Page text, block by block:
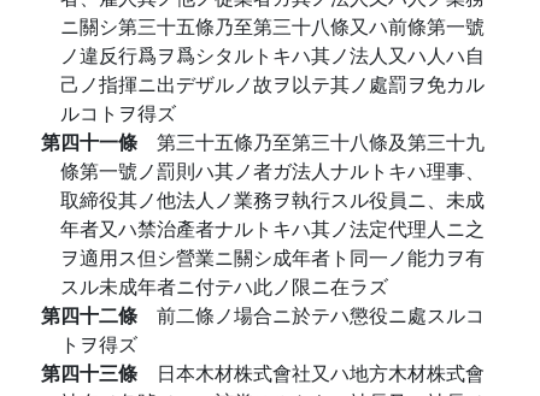
ニ關シ第三十五條乃至第三十八條又ハ前條第一號
ノ違反行爲ヲ爲シタルトキハ其ノ法人又ハ人ハ自
己ノ指揮ニ出デザルノ故ヲ以テ其ノ處罰ヲ免カル
ルコトヲ得ズ
第四十一條 第三十五條乃至第三十八條及第三十九
條第一號ノ罰則ハ其ノ者ガ法人ナルトキハ理事、
取締役其ノ他法人ノ業務ヲ執行スル役員ニ、未成
年者又ハ禁治產者ナルトキハ其ノ法定代理人ニ之
ヲ適用ス但シ營業ニ關シ成年者ト同一ノ能力ヲ有
スル未成年者ニ付テハ此ノ限ニ在ラズ
第四十二條 前二條ノ場合ニ於テハ懲役ニ處スルコ
トヲ得ズ
第四十三條 日本木材株式會社又ハ地方木材株式會